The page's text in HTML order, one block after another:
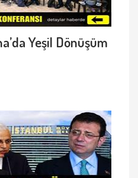
Yeşil Dönüşüm